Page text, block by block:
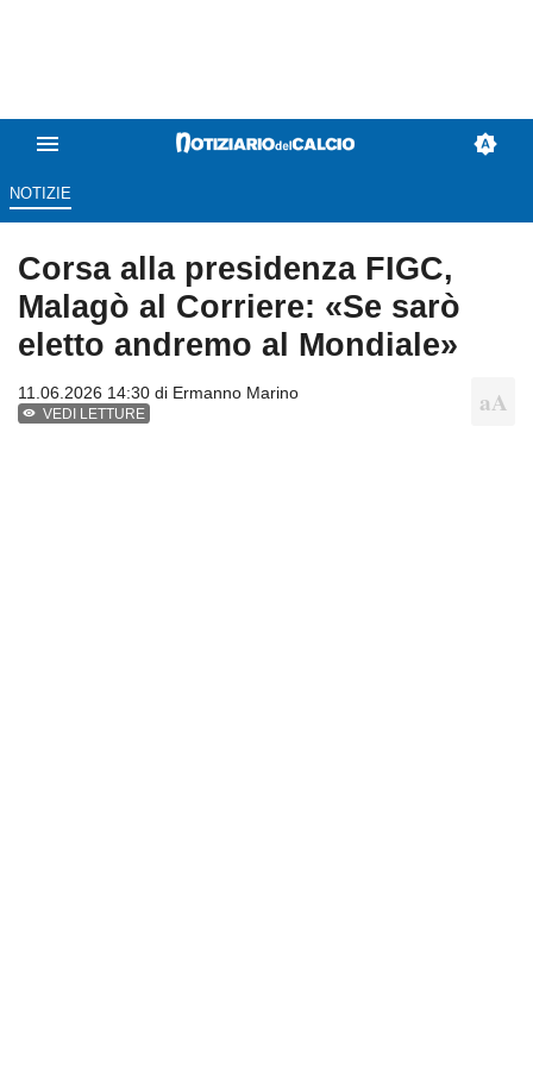
NOTIZIE
Corsa alla presidenza FIGC,
Malagò al Corriere: «Se sarò
eletto andremo al Mondiale»
11.06.2026 14:30 di Ermanno Marino
VEDI LETTURE